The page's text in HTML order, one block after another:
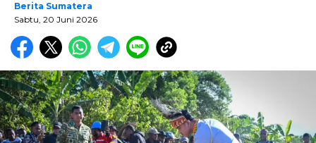
Berita Sumatera
Sabtu, 20 Juni 2026